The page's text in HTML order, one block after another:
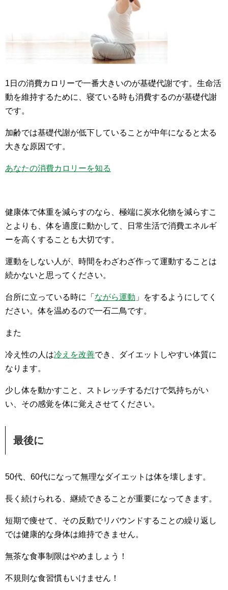
1日の消費カロリーで一番大きいのが基礎代謝です。生命活
動を維持するために、寝ている時も消費するのが基礎代謝
です。
加齢では基礎代謝が低下していることが中年になると太る
大きな原因です。
あなたの消費カロリーを知る
健康体で体重を減らすのなら、極端に炭水化物を減らすこ
とよりも、体を適度に動かして、日常生活で消費エネルギ
ーを高くすることも大切です。
運動をしない人が、時間をわざわざ作って運動することは
続かないと思ってください。
台所に立っている時に「 ながら運動 」をするようにしてく
ださい。体を温めるので一石二鳥です。
また
冷え性の人は冷えを改善でき、ダイエットしやすい体質に
なります。
少し体を動かすこと、ストレッチするだけで気持ちがい
い、その感覚を体に覚えさせてください。
最後に
50代、60代になって無理なダイエットは体を壊します。
長く続けられる、継続できることが重要になってきます。
短期で痩せて、その反動でリバウンドすることの繰り返し
では健康的な身体は維持できません。
無茶な食事制限はやめましょう！
不規則な食習慣もいけません！